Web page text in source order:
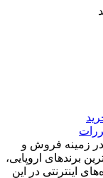
از ۲۰ سال سابقه در زمینه فروش و
هزار کالا از برترین برندهای اروپایی،
اینترنتی در این